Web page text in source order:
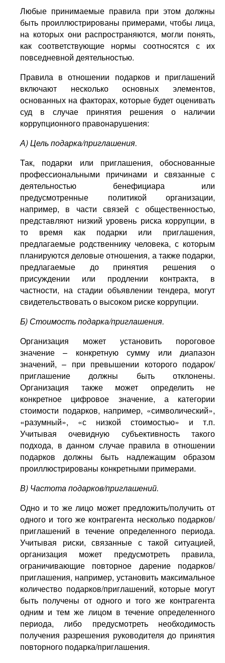
Любые принимаемые правила при этом должны
быть проиллюстрированы примерами, чтобы лица,
на которых они распространяются, могли понять,
как соответствующие нормы соотносятся с их
повседневной деятельностью.
Правила в отношении подарков и приглашений
включают несколько основных элементов,
основанных на факторах, которые будет оценивать
суд в случае принятия решения о наличии
коррупционного правонарушения:
А) Цель подарка/приглашения.
Так, подарки или приглашения, обоснованные
профессиональными причинами и связанные с
деятельностью бенефициара или
предусмотренные политикой организации,
например, в части связей с общественностью,
представляют низкий уровень риска коррупции, в
то время как подарки или приглашения,
предлагаемые родственнику человека, с которым
планируются деловые отношения, а также подарки,
предлагаемые до принятия решения о
присуждении или продлении контракта, в
частности, на стадии объявлении тендера, могут
свидетельствовать о высоком риске коррупции.
Б) Стоимость подарка/приглашения.
Организация может установить пороговое
значение – конкретную сумму или диапазон
значений, – при превышении которого подарок/
приглашение должны быть отклонены.
Организация также может определить не
конкретное цифровое значение, а категории
стоимости подарков, например, «символический»,
«разумный», «с низкой стоимостью» и т.п.
Учитывая очевидную субъективность такого
подхода, в данном случае правила в отношении
подарков должны быть надлежащим образом
проиллюстрированы конкретными примерами.
В) Частота подарков/приглашений.
Одно и то же лицо может предложить/получить от
одного и того же контрагента несколько подарков/
приглашений в течение определенного периода.
Учитывая риски, связанные с такой ситуацией,
организация может предусмотреть правила,
ограничивающие повторное дарение подарков/
приглашения, например, установить максимальное
количество подарков/приглашений, которые могут
быть получены от одного и того же контрагента
одним и тем же лицом в течение определенного
периода, либо предусмотреть необходимость
получения разрешения руководителя до принятия
повторного подарка/приглашения.